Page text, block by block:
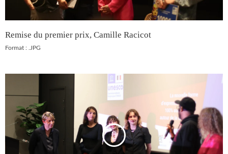
Remise du premier prix, Camille Racicot
Format : .JPG